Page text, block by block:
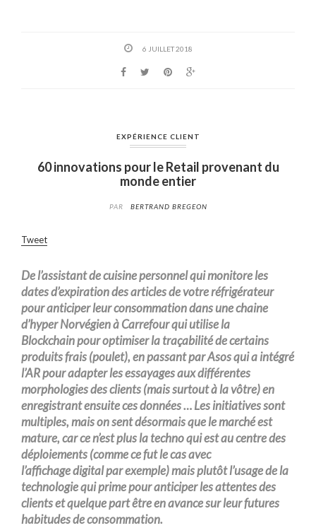
6 JUILLET 2018
EXPÉRIENCE CLIENT
60 innovations pour le Retail provenant du
monde entier
PAR BERTRAND BREGEON
Tweet
De l’assistant decuisine personnelquimonitoreles
dates d’expiration des articles de votre réfrigérateur
pour anticiper leur consommation dans une chaine
d’hyper Norvégien à Carrefour qui utilisela
Blockchainpour optimiser la traçabilité de certains
produits frais (poulet), en passant par Asos qui a intégré
l’AR pour adapter les essayages aux différentes
morphologies des clients (mais surtout à la vôtre) en
enregistrant ensuite ces données … Les initiatives sont
multiples, mais on sent désormais que le marché est
mature, car ce n’est plus latechnoqui est au centre des
déploiements (comme ce fut le cas avec
l’affichagedigitalpar exemple) mais plutôt l’usage de la
technologie qui prime pour anticiper les attentes des
clients et quelque part être en avance sur leur futures
habitudes de consommation.